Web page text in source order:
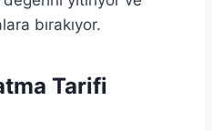
bırakıyor.
Tarifi